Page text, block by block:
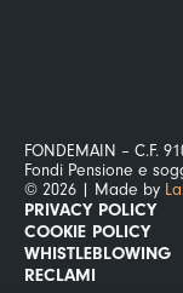
FONDEMAIN – C.F.
Fondi Pensione e
© 2026 | Made by
PRIVACY POLICY
COOKIE POLICY
WHISTLEBLOWING
RECLAMI